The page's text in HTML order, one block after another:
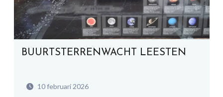
BUURTSTERRENWACHT LEESTEN
10 februari 2026